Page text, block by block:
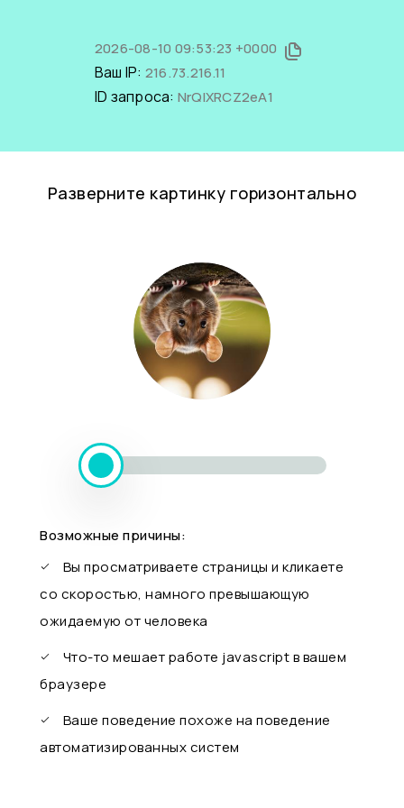
2026-08-10 09:53:23 +0000
Ваш IP: 216.73.216.11
ID запроса: NrQIXRCZ2eA1
Разверните картинку горизонтально
Возможные причины:
Вы просматриваете страницы и кликаете
со скоростью, намного превышающую
ожидаемую от человека
Что-то мешает работе javascript в вашем
браузере
Ваше поведение похоже на поведение
автоматизированных систем